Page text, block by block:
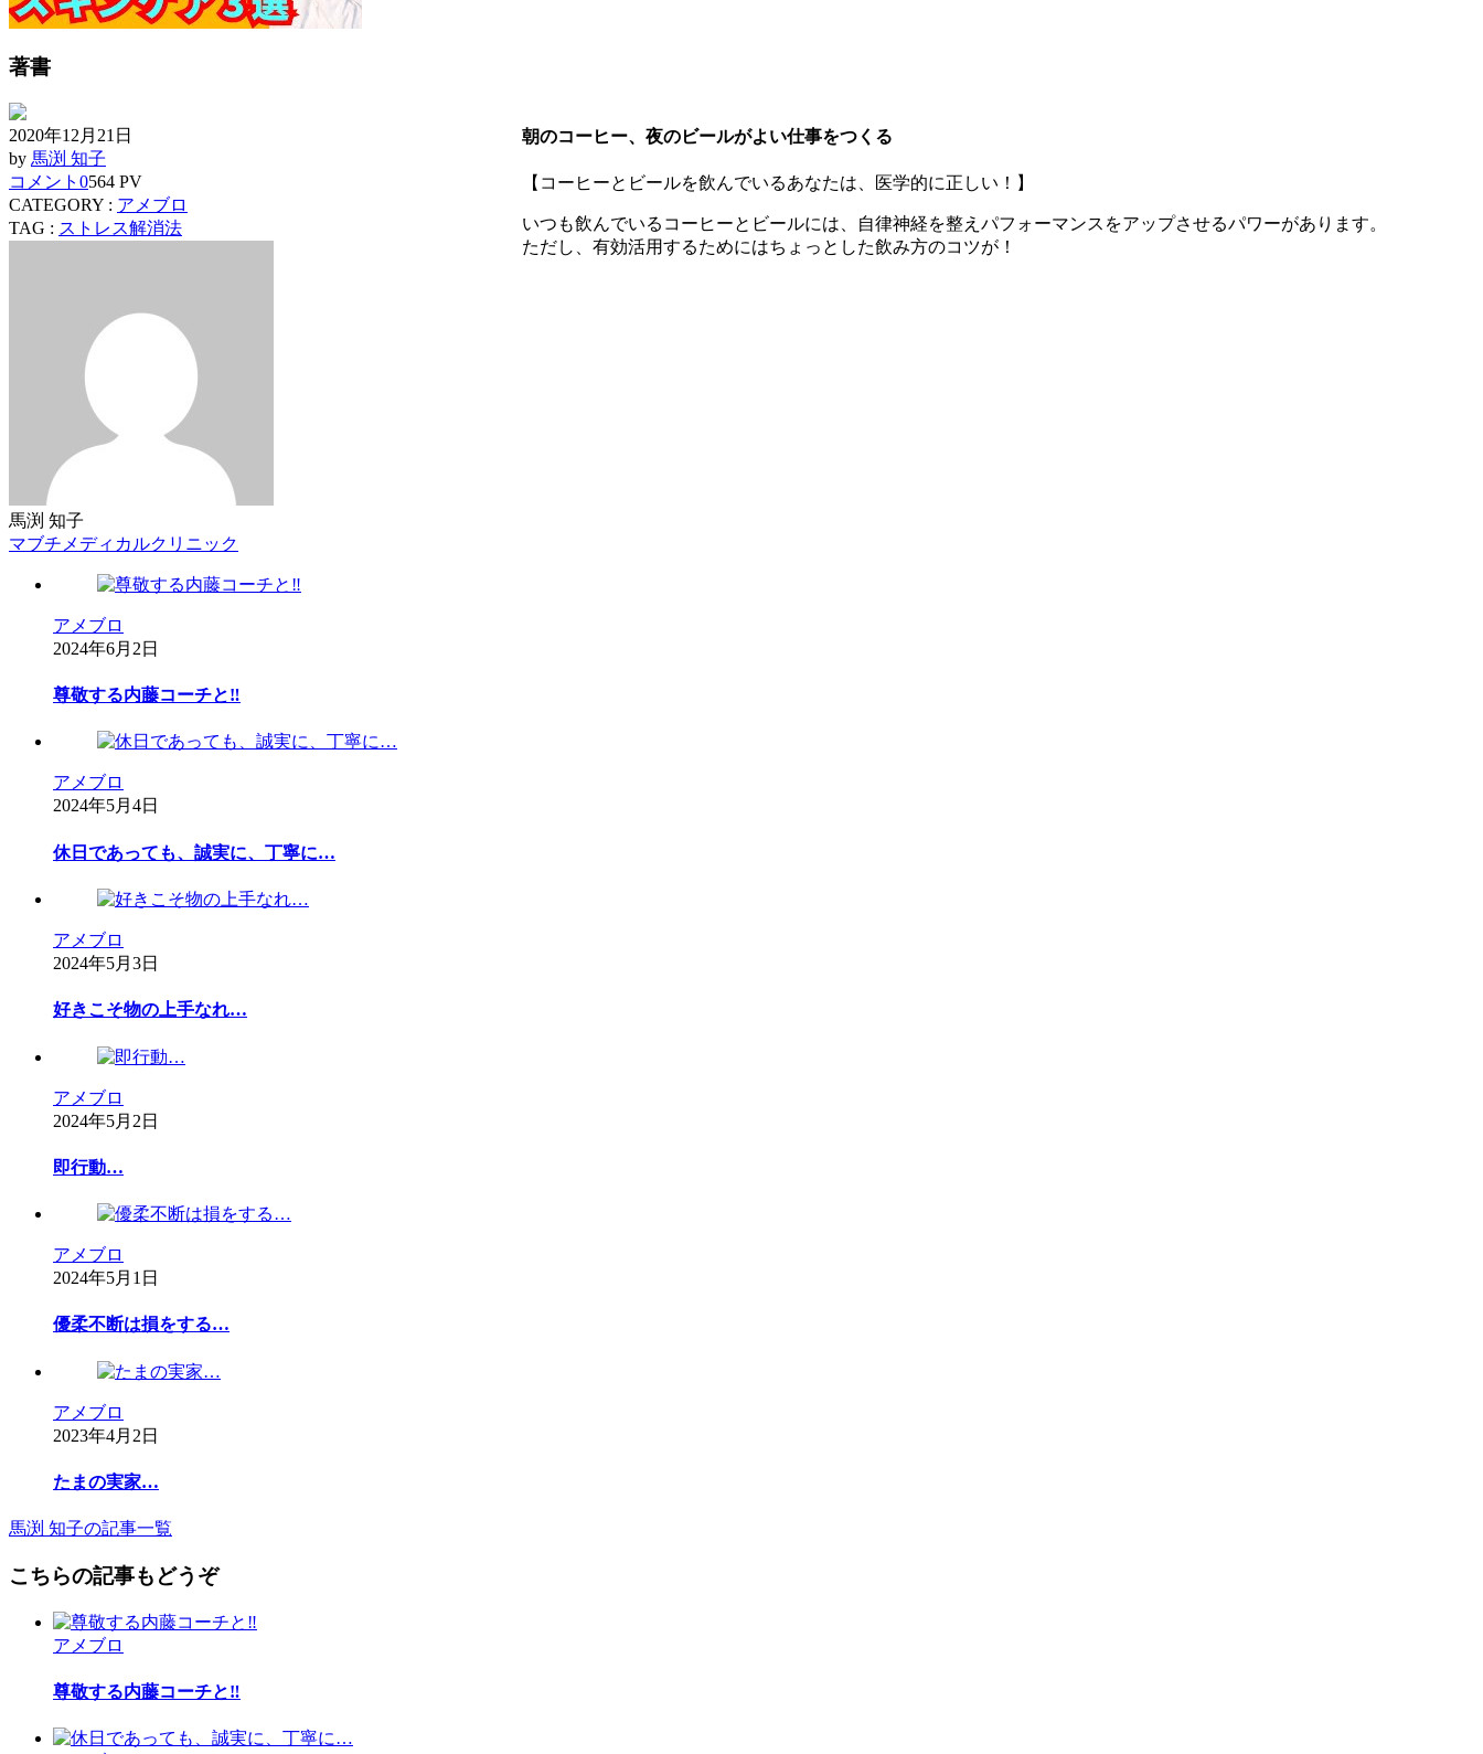
著書
朝のコーヒー、夜のビールがよい仕事をつくる
【コーヒーとビールを飲んでいるあなたは、医学的に正しい！】
いつも飲んでいるコーヒーとビールには、自律神経を整えパフォーマンスをアップさせるパワーがあります。
ただし、有効活用するためにはちょっとした飲み方のコツが！
2020年12月21日
by 馬渕 知子
コメント 0564 PV
CATEGORY : アメブロ
TAG : ストレス解消法
馬渕 知子
マブチメディカルクリニック
アメブロ
2024年6月2日
尊敬する内藤コーチと‼︎
アメブロ
2024年5月4日
休日であっても、誠実に、丁寧に…
アメブロ
2024年5月3日
好きこそ物の上手なれ…
アメブロ
2024年5月2日
即行動…
アメブロ
2024年5月1日
優柔不断は損をする…
アメブロ
2023年4月2日
たまの実家…
馬渕 知子の記事一覧
こちらの記事もどうぞ
アメブロ
尊敬する内藤コーチと‼︎